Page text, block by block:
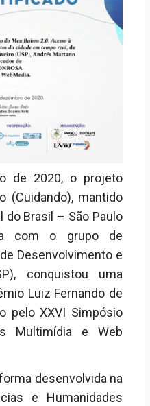
de 2020, o projeto
(Cuidando), mantido
do Brasil – São Paulo
com o grupo de
de Desenvolvimento e
, conquistou uma
Luiz Fernando de
pelo XXVI Simpósio
Multimídia e Web
desenvolvida na
e Humanidades